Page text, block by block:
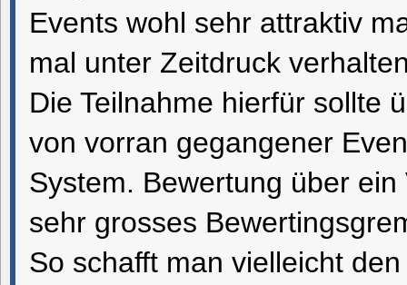
Events wohl sehr attraktiv
mal unter Zeitdruck
Die Teilnahme hierfür sollte
von vorran gegangener
System. Bewertung über
sehr grosses
So schafft man vielleicht